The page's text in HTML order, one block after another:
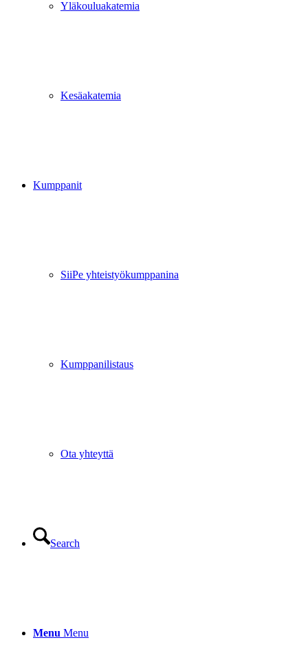
Yläkouluakatemia
Kesäakatemia
Kumppanit
SiiPe yhteistyökumppanina
Kumppanilistaus
Ota yhteyttä
Search
Menu Menu